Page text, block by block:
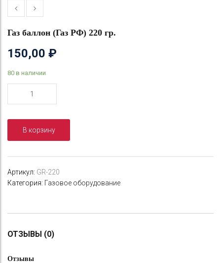
Газ баллон (Газ РФ) 220 гр.
150,00 ₽
80 в наличии
баллон
РФ)
В корзину
Артикул: GR-220
Категория: Газовое оборудование
ОТЗЫВЫ (0)
Отзывы